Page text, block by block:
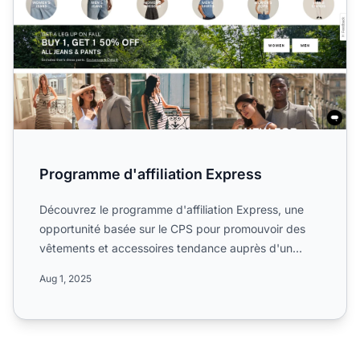
Programme d'affiliation Express
Découvrez le programme d'affiliation Express, une
opportunité basée sur le CPS pour promouvoir des
vêtements et accessoires tendance auprès d'un
Aug 1, 2025